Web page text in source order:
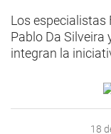
Los especialistas
Pablo Da Silveira
integran la
18